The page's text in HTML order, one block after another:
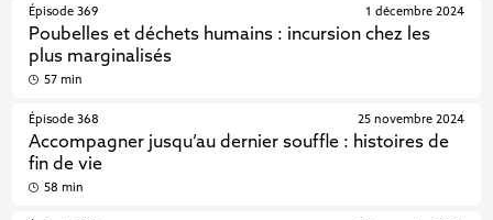
Épisode 369
Poubelles et déchets humains : incursion chez les
plus marginalisés
1 décembre 2024
57 min
Épisode 368
Accompagner jusqu’au dernier souffle : histoires de
fin de vie
25 novembre 2024
58 min